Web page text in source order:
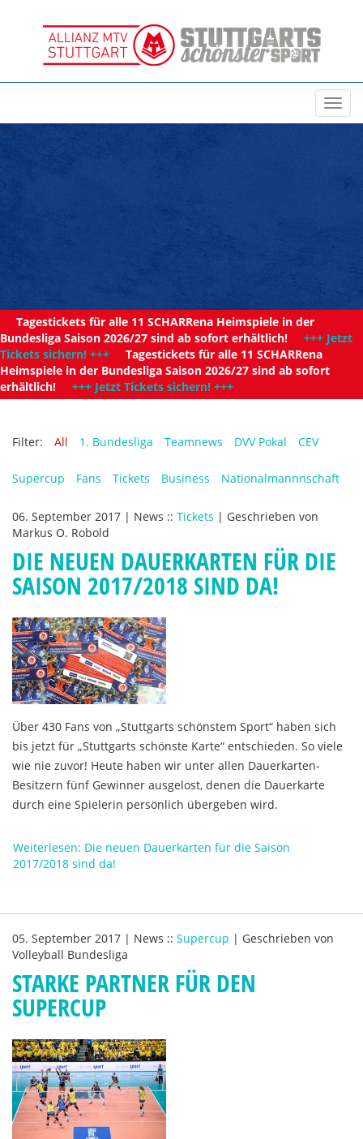
11
Tagestickets für alle 11 SCHARRena Heimspiele in der
Bundesliga Saison 2026/27 sind ab sofort erhältlich! +++ Jetzt
Tickets sichern! +++ Tagestickets für alle 11 SCHARRena
Heimspiele in der Bundesliga Saison 2026/27 sind ab sofort
erhältlich! +++ Jetzt Tickets sichern! +++
Filter: All 1. Bundesliga Teamnews DVV Pokal CEV
Supercup Fans Tickets Business Nationalmannnschaft
06. September 2017 | News :: Tickets | Geschrieben von
Markus O. Robold
DIE NEUEN DAUERKARTEN FÜR DIE
SAISON 2017/2018 SIND DA!
Über 430 Fans von „Stuttgarts schönstem Sport“ haben sich
bis jetzt für „Stuttgarts schönste Karte“ entschieden. So viele
wie nie zuvor! Heute haben wir unter allen Dauerkarten-
Besitzern fünf Gewinner ausgelost, denen die Dauerkarte
durch eine Spielerin persönlich übergeben wird.
Weiterlesen: Die neuen Dauerkarten für die Saison
2017/2018 sind da!
05. September 2017 | News :: Supercup | Geschrieben von
Volleyball Bundesliga
STARKE PARTNER FÜR DEN
SUPERCUP